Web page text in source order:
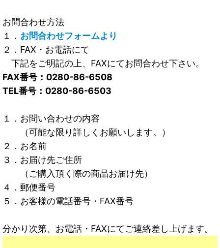
お問合わせ方法
１． お問合わせフォームより
２．FAX・お電話にて
下記をご明記の上、FAXにてお問合わせ下さい。
FAX番号：0280-86-6508
TEL番号：0280-86-6503
１．お問い合わせの内容
（可能な限り詳しくお願いします。）
２．お名前
３．お届け先ご住所
（ご購入頂く際の商品お届け先）
４．郵便番号
５．お客様の電話番号・FAX番号
分かり次第、お電話・FAXにてご連絡差し上げます。